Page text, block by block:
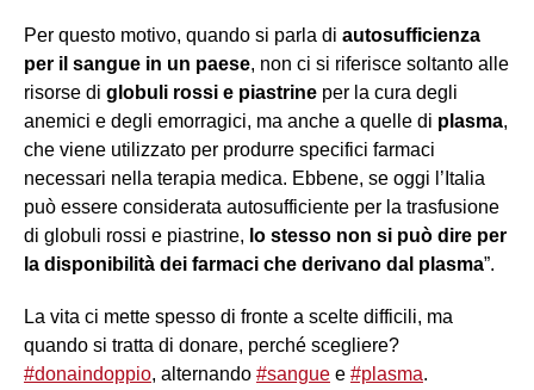
Per questo motivo, quando si parla di autosufficienza
per il sangue in un paese, non ci si riferisce soltanto alle
risorse di globuli rossi e piastrine per la cura degli
anemici e degli emorragici, ma anche a quelle di plasma,
che viene utilizzato per produrre specifici farmaci
necessari nella terapia medica. Ebbene, se oggi l’Italia
può essere considerata autosufficiente per la trasfusione
di globuli rossi e piastrine, lo stesso non si può dire per
la disponibilità dei farmaci che derivano dal plasma”.
La vita ci mette spesso di fronte a scelte difficili, ma
quando si tratta di donare, perché scegliere?
#donaindoppio, alternando #sangue e #plasma.